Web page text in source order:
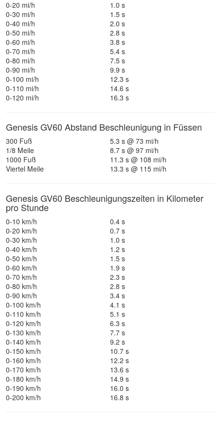
0-20 mi/h
1.0 s
0-30 mi/h
1.5 s
0-40 mi/h
2.0 s
0-50 mi/h
2.8 s
0-60 mi/h
3.8 s
0-70 mi/h
5.4 s
0-80 mi/h
7.5 s
0-90 mi/h
9.9 s
0-100 mi/h
12.3 s
0-110 mi/h
14.6 s
0-120 mi/h
16.3 s
Genesis GV60 Abstand Beschleunigung in Füssen
300 Fuß
5.3 s @ 73 mi/h
1/8 Meile
8.7 s @ 97 mi/h
1000 Fuß
11.3 s @ 108 mi/h
Viertel Meile
13.3 s @ 115 mi/h
Genesis GV60 Beschleunigungszeiten in Kilometer
pro Stunde
0-10 km/h
0.4 s
0-20 km/h
0.7 s
0-30 km/h
1.0 s
0-40 km/h
1.2 s
0-50 km/h
1.5 s
0-60 km/h
1.9 s
0-70 km/h
2.3 s
0-80 km/h
2.8 s
0-90 km/h
3.4 s
0-100 km/h
4.1 s
0-110 km/h
5.1 s
0-120 km/h
6.3 s
0-130 km/h
7.7 s
0-140 km/h
9.2 s
0-150 km/h
10.7 s
0-160 km/h
12.2 s
0-170 km/h
13.6 s
0-180 km/h
14.9 s
0-190 km/h
16.0 s
0-200 km/h
16.8 s